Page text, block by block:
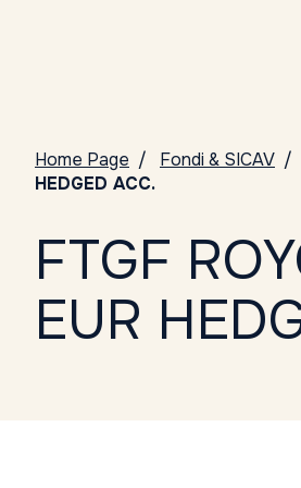
Home Page Fondi & SICAV
HEDGED ACC.
FTGF
EUR